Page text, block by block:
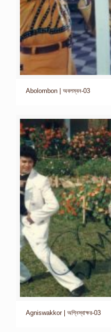
Abolombon | অবলম্বন-03
Agniswakkor | অগ্নিস্বাক্ষর-03